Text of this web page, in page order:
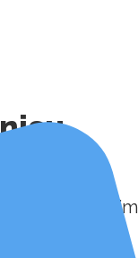
ulaznica